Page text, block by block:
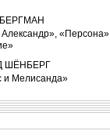
«Персона»,
ШЁНБЕРГ
и Мелисанда»